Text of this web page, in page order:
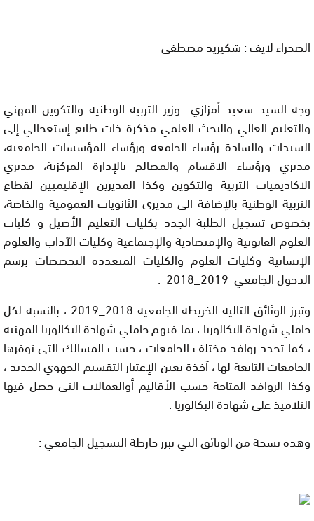
الصحراء لايف : شكيريد مصطفى
وجه السيد سعيد أمزازي وزير التربية الوطنية والتكوين المهني
والتعليم العالي والبحث العلمي مذكرة ذات طابع إستعجالي إلى
السيدات والسادة رؤساء الجامعة ورؤساء المؤسسات الجامعية،
مديري ورؤساء الاقسام والمصالح بالإدارة المركزية، مديري
الاكاديميات التربية والتكوين وكذا المديرين الإقليميين لقطاع
التربية الوطنية بالإضافة الى مديري الثانويات العمومية والخاصة،
بخصوص تسجيل الطلبة الجدد بكليات التعليم الأصيل و كليات
العلوم القانونية والإقتصادية والإجتماعية وكليات الآداب والعلوم
الإنسانية وكليات العلوم والكليات المتعددة التخصصات برسم
الدخول الجامعي 2019_2018 .
وتبرز الوثائق التالية الخريطة الجامعية 2018_2019 ، بالنسبة لكل
حاملي شهادة البكالوريا ، بما فيهم حاملي شهادة البكالوريا المهنية
، كما تحدد روافد مختلف الجامعات ، حسب المسالك التي توفرها
الجامعات التابعة لها ، آخذة بعين الإعتبار التقسيم الجهوي الجديد ،
وكذا الروافد المتاحة حسب الأقاليم أوالعمالات التي حصل فيها
التلاميذ على شهادة البكالوريا .
وهذه نسخة من الوثائق التي تبرز خارطة التسجيل الجامعي :